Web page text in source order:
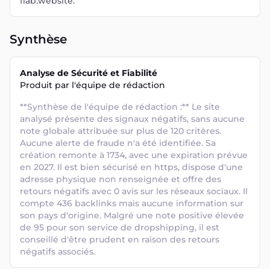
Synthèse
Analyse de Sécurité et Fiabilité
Produit par l'équipe de rédaction
**Synthèse de l'équipe de rédaction :** Le site
analysé présente des signaux négatifs, sans aucune
note globale attribuée sur plus de 120 critères.
Aucune alerte de fraude n'a été identifiée. Sa
création remonte à 1734, avec une expiration prévue
en 2027. Il est bien sécurisé en https, dispose d'une
adresse physique non renseignée et offre des
retours négatifs avec 0 avis sur les réseaux sociaux. Il
compte 436 backlinks mais aucune information sur
son pays d'origine. Malgré une note positive élevée
de 95 pour son service de dropshipping, il est
conseillé d'être prudent en raison des retours
négatifs associés.